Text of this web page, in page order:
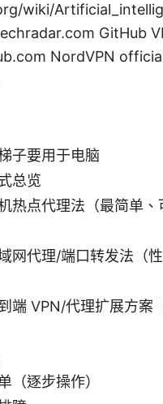
wiki/
GitHub
NordVPN
子要用于电脑
总览
热点代理法（最简单、
网代理/端口转发法（
端 VPN/代理扩展方案
（逐步操作）